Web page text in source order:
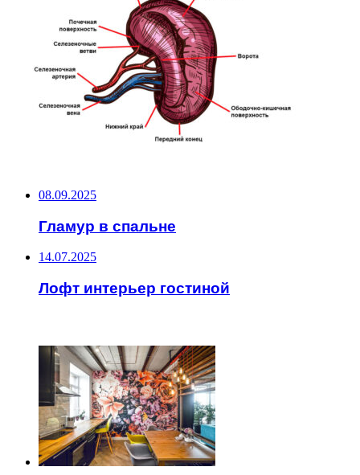
08.09.2025
Гламур в спальне
14.07.2025
Лофт интерьер гостиной